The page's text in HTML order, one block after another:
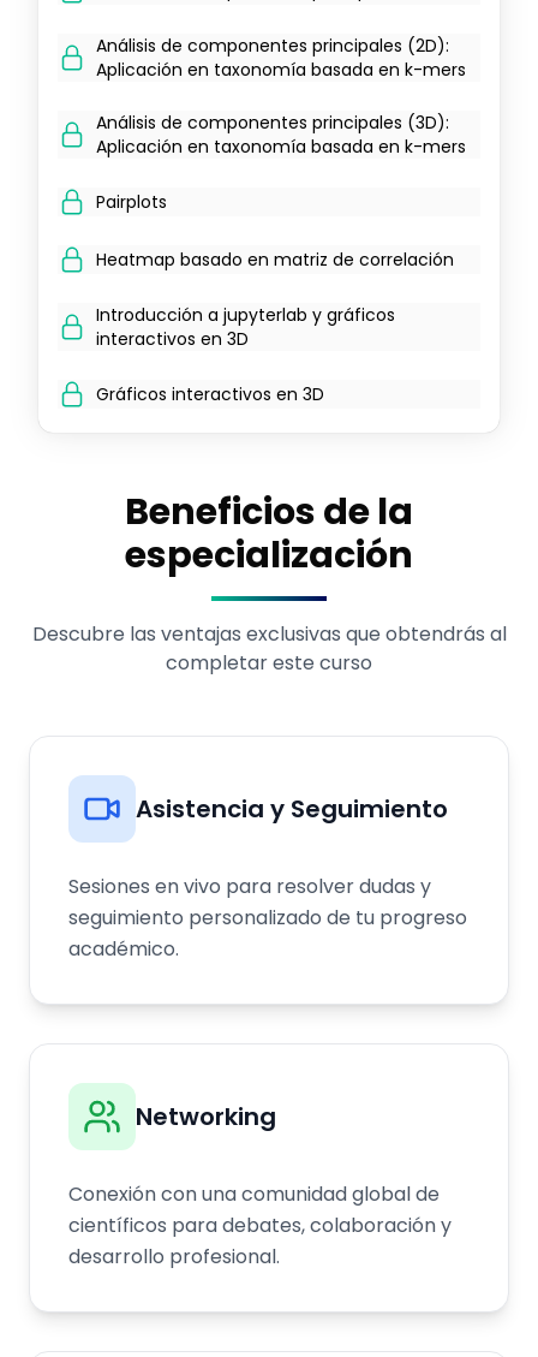
Análisis de componentes principales (2D):
Aplicación en taxonomía basada en k-mers
Análisis de componentes principales (3D):
Aplicación en taxonomía basada en k-mers
Pairplots
Heatmap basado en matriz de correlación
Introducción a jupyterlab y gráficos
interactivos en 3D
Gráficos interactivos en 3D
Beneficios de la
especialización
Descubre las ventajas exclusivas que obtendrás al
completar este curso
Asistencia y Seguimiento
Sesiones en vivo para resolver dudas y
seguimiento personalizado de tu progreso
académico.
Networking
Conexión con una comunidad global de
científicos para debates, colaboración y
desarrollo profesional.